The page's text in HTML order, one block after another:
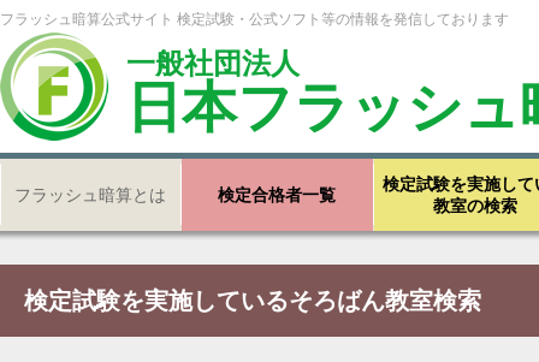
フラッシュ暗算公式サイト 検定試験・公式ソフト等の情報を発信しております
一般社団法人
日本フラッシ
フラッシュ暗算とは 検定合格者一覧
検定試験を実施して
教室の検索
検定試験を実施しているそろばん教室検索